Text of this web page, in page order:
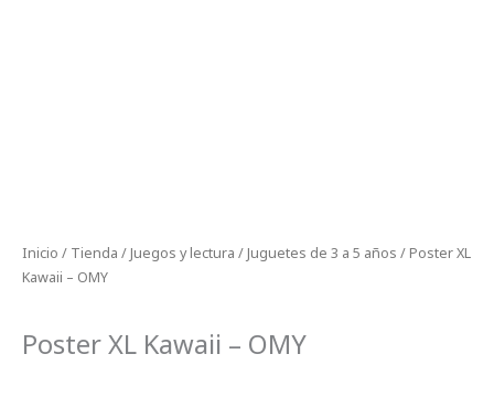
Inicio / Tienda / Juegos y lectura / Juguetes de 3 a 5 años / Poster XL
Kawaii – OMY
Poster XL Kawaii – OMY